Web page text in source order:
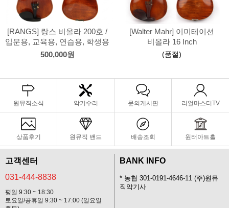
[RANGS] 랑스 비올라 200호 /
입문용, 교육용, 연습용, 학생용
500,000원
[Walter Mahr] 이미테이션
비올라 16 Inch
(품절)
원뮤직소식 악기수리 문의게시판 리얼마스터TV
상품후기 원뮤직 밴드 배송조회 원터아트홀
고객센터
031-444-8838
평일 9:30 ~ 18:30
토요일/공휴일 9:30 ~ 17:00 (일요일
BANK INFO
* 농협 301-0191-4646-11 (주)원뮤
직악기사